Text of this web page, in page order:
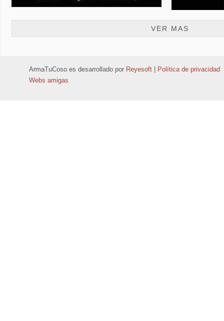
VER MAS
ArmaTuCoso es desarrollado por Reyesoft
Política de privacidad
Webs amigas